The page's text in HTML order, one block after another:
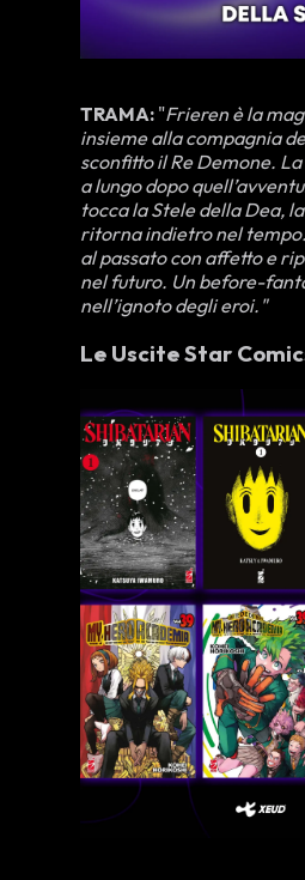
TRAMA: "Frieren è la
insieme alla compagnia
sconfitto il Re Demone.
a lungo dopo
tocca la Stele della Dea,
ritorna indietro nel
al passato con affetto e
nel futuro. Un before-
nell’ignoto degli eroi."
Le Uscite Star